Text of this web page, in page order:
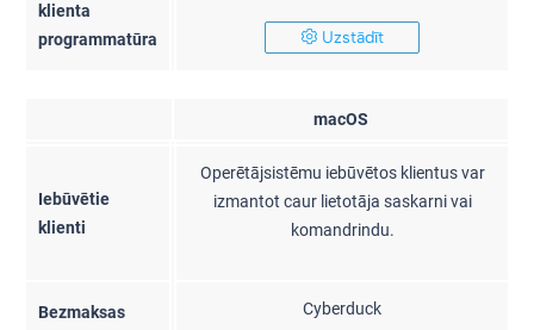
klienta
programmatūra
Uzstādīt
macOS
Iebūvētie
klienti
Operētājsistēmu iebūvētos klientus var
izmantot caur lietotāja saskarni vai
komandrindu.
Bezmaksas
Cyberduck